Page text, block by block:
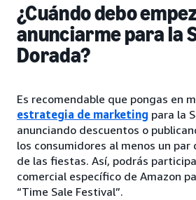
¿Cuándo debo
anunciarme para la
Dorada?
Es recomendable que pongas en
estrategia de marketing para la
anunciando descuentos o
los consumidores al menos un par
de las fiestas. Así, podrás
comercial específico de Amazon
“Time Sale Festival”.